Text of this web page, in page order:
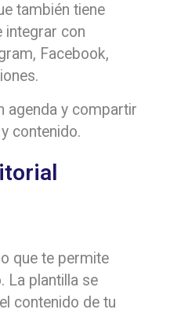
también tiene
integrar con
Facebook,
agenda y compartir
contenido.
que te permite
La plantilla se
contenido de tu